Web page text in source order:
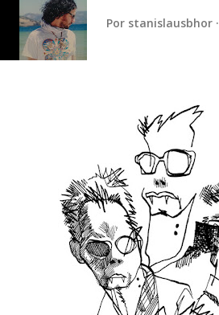
Por stanislausbhor